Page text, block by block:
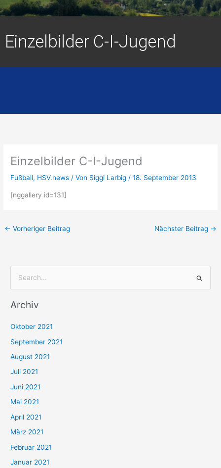
Einzelbilder C-I-Jugend
Einzelbilder C-I-Jugend
Fußball, HSV.news / Von Siggi Larbig/18. September 2013
[nggallery id=131]
← Vorheriger Beitrag Nächster Beitrag →
c
n
n
a
c
h
:
Archiv
Oktober 2021
September 2021
August 2021
Juli 2021
Juni 2021
Mai 2021
April 2021
März 2021
Februar 2021
Januar 2021